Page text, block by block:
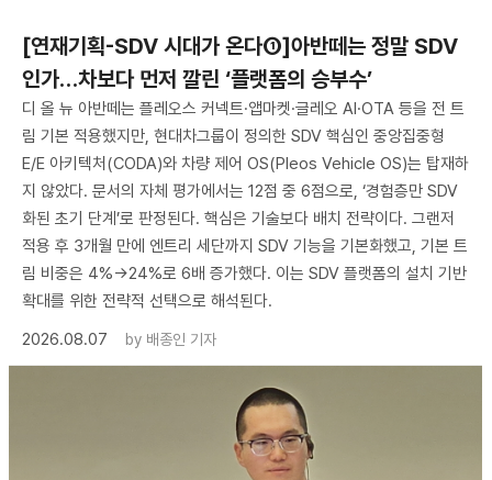
[연재기획-SDV 시대가 온다①]아반떼는 정말 SDV
인가…차보다 먼저 깔린 ‘플랫폼의 승부수’
디 올 뉴 아반떼는 플레오스 커넥트·앱마켓·글레오 AI·OTA 등을 전 트
림 기본 적용했지만, 현대차그룹이 정의한 SDV 핵심인 중앙집중형
E/E 아키텍처(CODA)와 차량 제어 OS(Pleos Vehicle OS)는 탑재하
지 않았다. 문서의 자체 평가에서는 12점 중 6점으로, ‘경험층만 SDV
화된 초기 단계’로 판정된다. 핵심은 기술보다 배치 전략이다. 그랜저
적용 후 3개월 만에 엔트리 세단까지 SDV 기능을 기본화했고, 기본 트
림 비중은 4%→24%로 6배 증가했다. 이는 SDV 플랫폼의 설치 기반
확대를 위한 전략적 선택으로 해석된다.
2026.08.07
by 배종인 기자